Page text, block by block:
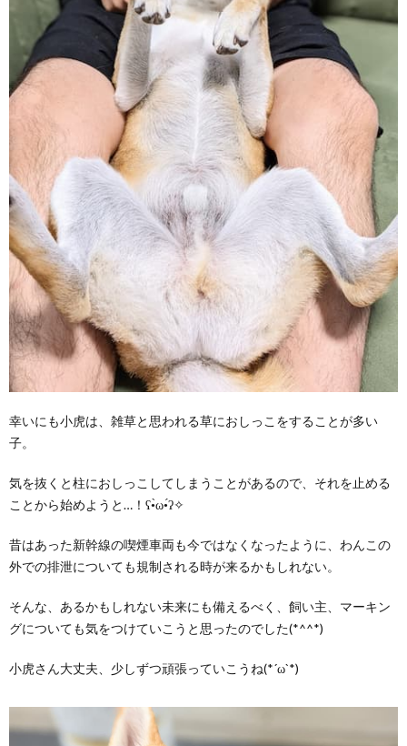
幸いにも小虎は、雑草と思われる草におしっこをすることが多い
子。
気を抜くと柱におしっこしてしまうことがあるので、それを止める
ことから始めようと…！ʕ•̀ω•́ʔ✧
昔はあった新幹線の喫煙車両も今ではなくなったように、わんこの
外での排泄についても規制される時が来るかもしれない。
そんな、あるかもしれない未来にも備えるべく、飼い主、マーキン
グについても気をつけていこうと思ったのでした(*^^*)
小虎さん大丈夫、少しずつ頑張っていこうね(*´ω`*)